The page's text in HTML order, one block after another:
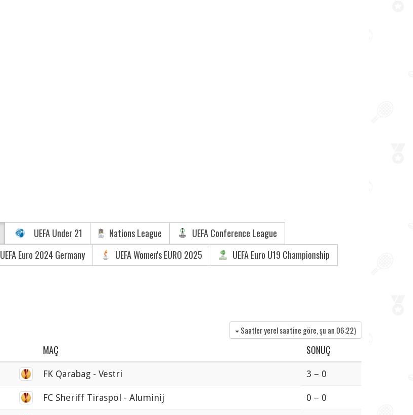
UEFA Under 21 Nations League
UEFA Conference League
UEFA Euro 2024 Germany UEFA Women's EURO 2025
UEFA Euro U19 Championship
Saatler yerel saatine göre, şu an 06:22)
MAÇ SONUÇ
FK Qarabag - Vestri 3 – 0
FC Sheriff Tiraspol - Aluminij 0 – 0